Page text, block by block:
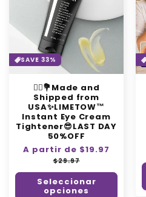
SAVE 33%
👨‍⚕️💐Made and
Shipped from
USA✨LIMETOW™
Instant Eye Cream
Tightener😎LAST DAY
50%OFF
Precio
habitual
A partir de $19.97
oferta
$29.97
Seleccionar
opciones